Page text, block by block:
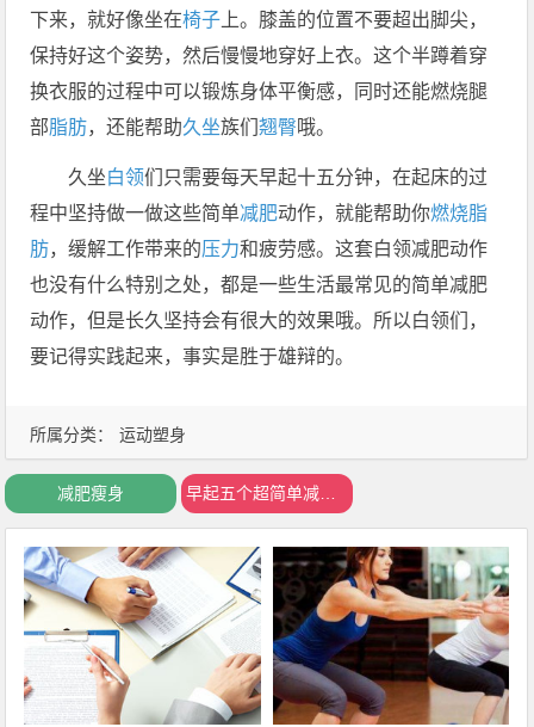
所属分类： 运动塑身
下来，就好像坐在椅子 上。膝盖的位置不要超出脚尖，
保持好这个姿势，然后慢慢地穿好上衣。这个半蹲着穿
换衣服的过程中可以锻炼身体平衡感，同时还能燃烧腿
部脂肪，还能帮助久坐族们翘臀哦。
久坐白领们只需要每天早起十五分钟，在起床的过
程中坚持做一做这些简单减肥动作，就能帮助你燃烧脂
肪，缓解工作带来的压力和疲劳感。这套白领减肥动作
也没有什么特别之处，都是一些生活最常见的简单减肥
动作，但是长久坚持会有很大的效果哦。所以白领们，
要记得实践起来，事实是胜于雄辩的。
减肥瘦身